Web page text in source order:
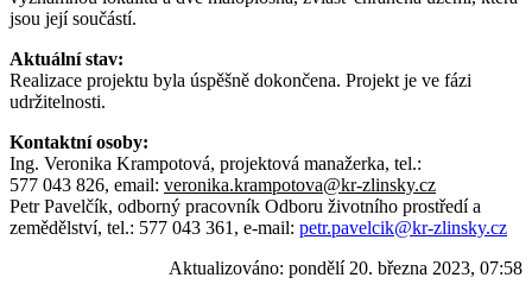
jsou její součástí.
Aktuální stav:
Realizace projektu byla úspěšně dokončena. Projekt je ve fázi
udržitelnosti.
Kontaktní osoby:
Ing. Veronika Krampotová, projektová manažerka, tel.:
577 043 826, email: veronika.krampotova@kr-zlinsky.cz
Petr Pavelčík, odborný pracovník Odboru životního prostředí a
zemědělství, tel.: 577 043 361, e-mail: petr.pavelcik@kr-zlinsky.cz
Aktualizováno: pondělí 20. března 2023, 07:58